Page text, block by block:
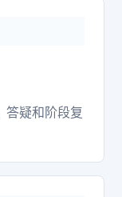
答疑和阶段复